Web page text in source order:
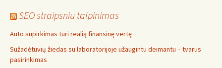
SEO straipsniu talpinimas
Auto supirkimas turi realią finansinę vertę
Sužadėtuvių žiedas su laboratorijoje užaugintu deimantu – tvarus
pasirinkimas